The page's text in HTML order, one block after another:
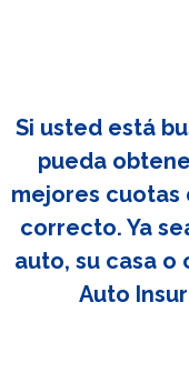
Si usted está
pueda
mejores cuotas
correcto. Ya
auto, su casa o
Auto